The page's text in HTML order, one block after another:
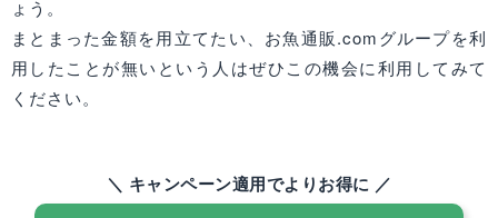
ょう。
まとまった金額を用立てたい、お魚通販.comグループを利
用したことが無いという人はぜひこの機会に利用してみて
ください。
＼ キャンペーン適用でよりお得に ／